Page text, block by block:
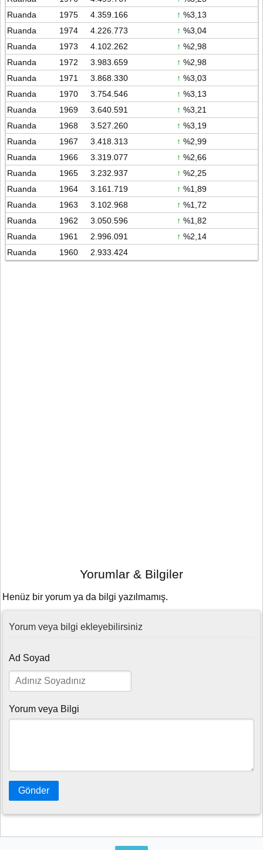
Ruanda
1975 4.359.166 ↑ %3,13
Ruanda
1974 4.226.773 ↑ %3,04
Ruanda
1973 4.102.262 ↑ %2,98
Ruanda
1972 3.983.659 ↑ %2,98
Ruanda
1971 3.868.330 ↑ %3,03
Ruanda
1970 3.754.546 ↑ %3,13
Ruanda
1969 3.640.591 ↑ %3,21
Ruanda
1968 3.527.260 ↑ %3,19
Ruanda
1967 3.418.313 ↑ %2,99
Ruanda
1966 3.319.077 ↑ %2,66
Ruanda
1965 3.232.937 ↑ %2,25
Ruanda
1964 3.161.719 ↑ %1,89
Ruanda
1963 3.102.968 ↑ %1,72
Ruanda
1962 3.050.596 ↑ %1,82
Ruanda
1961 2.996.091 ↑ %2,14
Ruanda
1960 2.933.424
Yorumlar & Bilgiler
Henüz bir yorum ya da bilgi yazılmamış.
Yorum veya bilgi ekleyebilirsiniz
Ad Soyad
Yorum veya Bilgi
Gönder